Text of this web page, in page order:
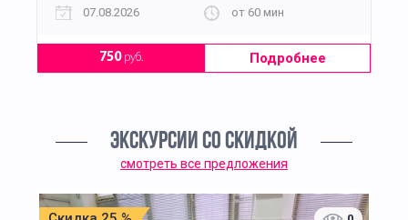
07.08.2026
от 60 мин
750руб. Подробнее
ЭКСКУРСИИ СО СКИДКОЙ
смотреть все предложения